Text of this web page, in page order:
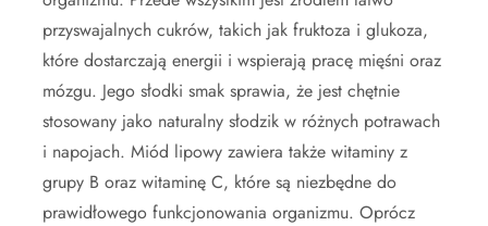
przyswajalnych cukrów, takich jak fruktoza i glukoza,
które dostarczają energii i wspierają pracę mięśni oraz
mózgu. Jego słodki smak sprawia, że jest chętnie
stosowany jako naturalny słodzik w różnych potrawach
i napojach. Miód lipowy zawiera także witaminy z
grupy B oraz witaminę C, które są niezbędne do
prawidłowego funkcjonowania organizmu. Oprócz